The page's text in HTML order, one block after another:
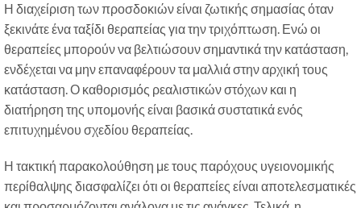
Η διαχείριση των προσδοκιών είναι ζωτικής σημασίας όταν
ξεκινάτε ένα ταξίδι θεραπείας για την τριχόπτωση. Ενώ οι
θεραπείες μπορούν να βελτιώσουν σημαντικά την κατάσταση,
ενδέχεται να μην επαναφέρουν τα μαλλιά στην αρχική τους
κατάσταση. Ο καθορισμός ρεαλιστικών στόχων και η
διατήρηση της υπομονής είναι βασικά συστατικά ενός
επιτυχημένου σχεδίου θεραπείας.
Η τακτική παρακολούθηση με τους παρόχους υγειονομικής
περίθαλψης διασφαλίζει ότι οι θεραπείες είναι αποτελεσματικές